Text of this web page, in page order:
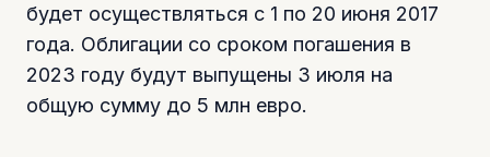
будет осуществляться с 1 по 20 июня 2017
года. Облигации со сроком погашения в
2023 году будут выпущены 3 июля на
общую сумму до 5 млн евро.